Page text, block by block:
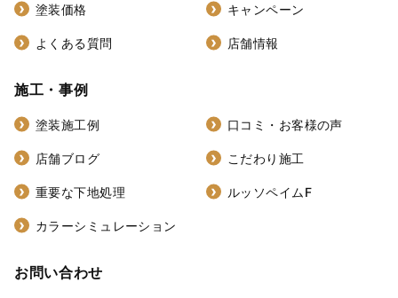
塗装価格 キャンペーン
よくある質問 店舗情報
施工・事例
塗装施工例 口コミ・お客様の声
店舗ブログ こだわり施工
重要な下地処理 ルッソペイムF
カラーシミュレーション
お問い合わせ